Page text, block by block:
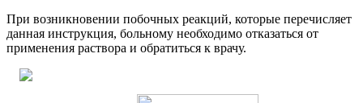
При возникновении побочных реакций, которые перечисляет
данная инструкция, больному необходимо отказаться от
применения раствора и обратиться к врачу.